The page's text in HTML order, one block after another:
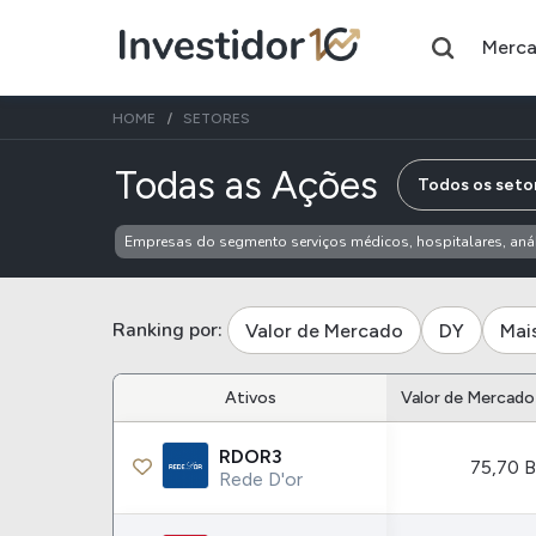
Assuntos do momento
Índice Índice
Selic
Itausa
HOME SETORES
Todas as Ações deTodos os
Empresas do segmento serviços médicos, hospitalares,
Ranking por: Valor de Mercado DY
Ativos Valor de Mercado
RDOR3
Rede D'or
75,70 B